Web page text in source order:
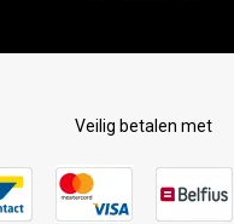
Veilig betalen met